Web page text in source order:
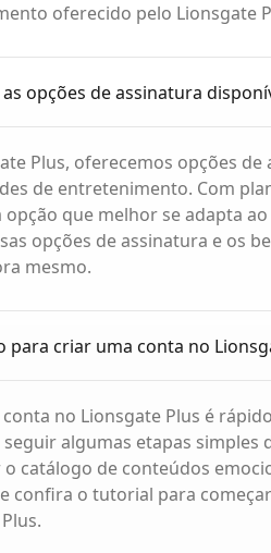
oferecido pelo Lionsgate
opções de assinatura
Plus, oferecemos opções
de entretenimento. Com
opção que melhor se adapta
opções de assinatura e os
mesmo.
para criar uma conta no
no Lionsgate Plus é
algumas etapas
catálogo de conteúdos
confira o tutorial para